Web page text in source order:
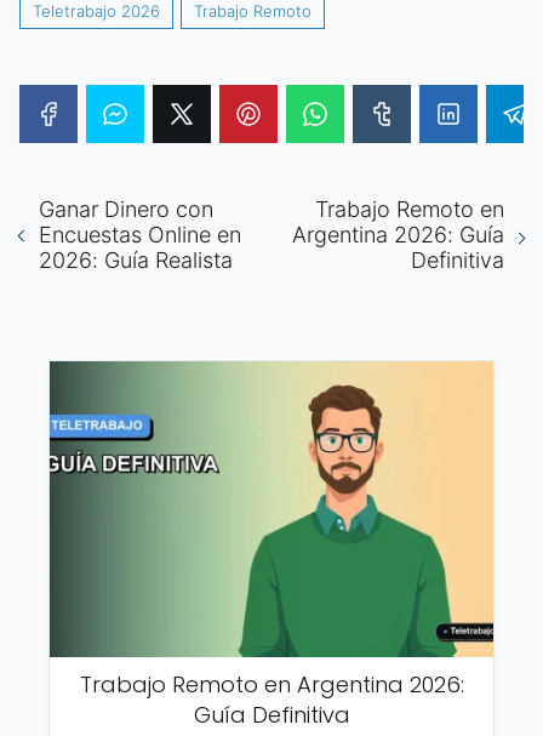
Teletrabajo 2026 Trabajo Remoto
Ganar Dinero con
Encuestas Online en
2026: Guía Realista
Trabajo Remoto en
Argentina 2026: Guía
Definitiva
Trabajo Remoto en Argentina 2026:
Guía Definitiva